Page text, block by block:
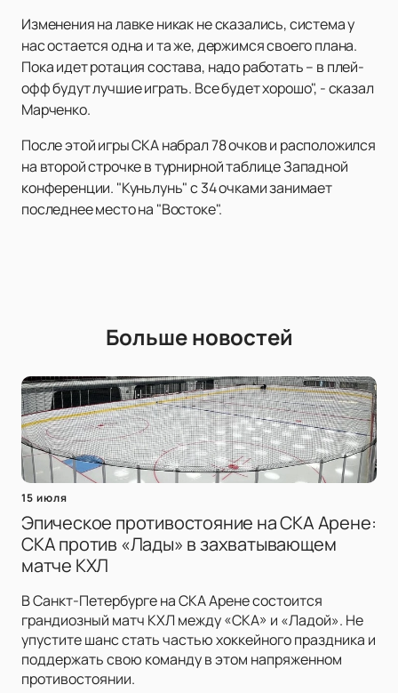
Изменения на лавке никак не сказались, система у
нас остается одна и та же, держимся своего плана.
Пока идет ротация состава, надо работать – в плей-
офф будут лучшие играть. Все будет хорошо", - сказал
Марченко.
После этой игры СКА набрал 78 очков и расположился
на второй строчке в турнирной таблице Западной
конференции. "Куньлунь" с 34 очками занимает
последнее место на "Востоке".
Больше новостей
15 июля
Эпическое противостояние на СКА Арене:
СКА против «Лады» в захватывающем
матче КХЛ
В Санкт-Петербурге на СКА Арене состоится
грандиозный матч КХЛ между «СКА» и «Ладой». Не
упустите шанс стать частью хоккейного праздника и
поддержать свою команду в этом напряженном
противостоянии.